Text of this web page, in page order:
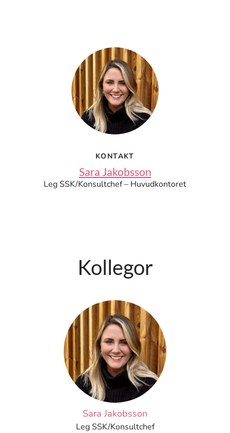
KONTAKT
Sara Jakobsson
Leg SSK/Konsultchef – Huvudkontoret
Kollegor
Sara Jakobsson
Leg SSK/Konsultchef